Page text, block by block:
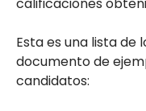
Esta es una lista de
documento de
candidatos: